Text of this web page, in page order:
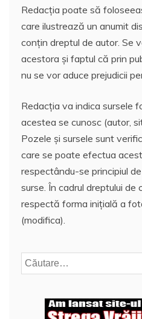
Redacția poate să
care ilustrează un anumit
conțin dreptul de autor. Se
acestora și faptul că prin
nu se vor aduce prejudicii
Redacția va indica sursele
acestea se cunosc (autor,
Pozele și sursele sunt
care se poate efectua
respectându-se principiul
surse. În cadrul dreptului de
respectă forma inițială a
(modifica).
Caută
după: